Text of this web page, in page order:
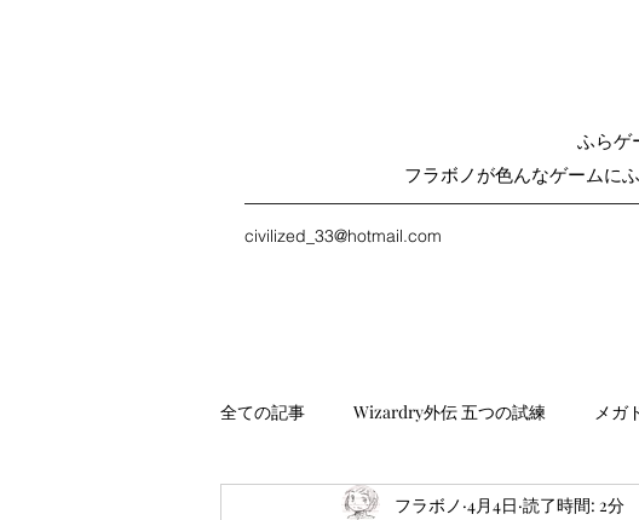
ふらゲ
フラボノが色んなゲームに
civilized_33@hotmail.com
全ての記事 Wizardry外伝 五つの試練 メガ
フラボノ 4月4日 読了時間: 2分